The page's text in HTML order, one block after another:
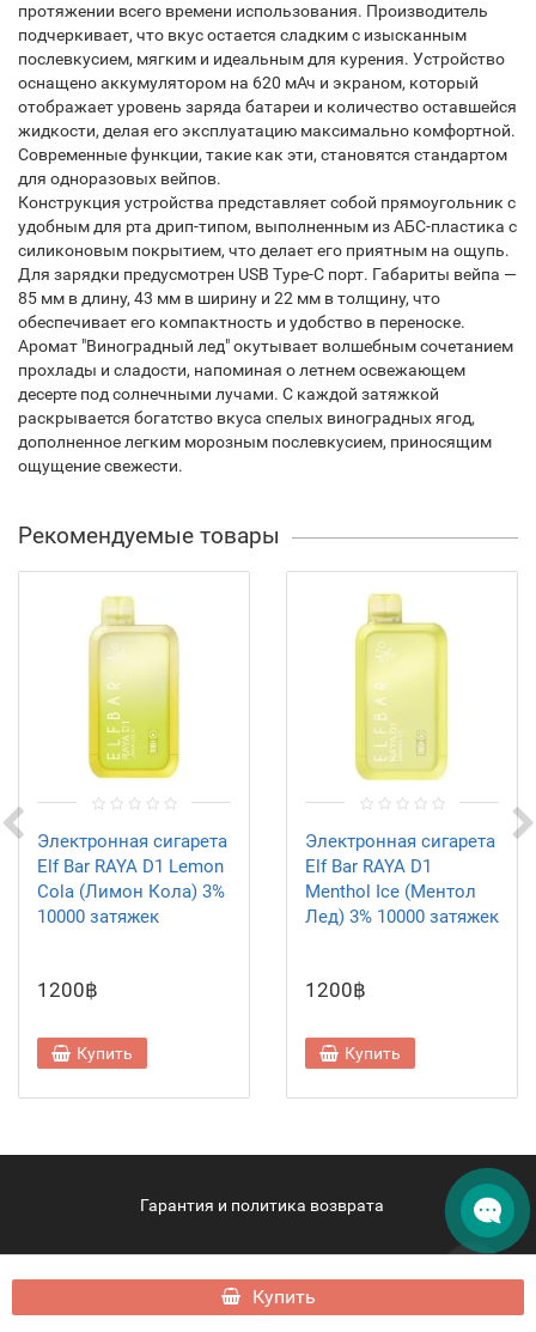
Купить
протяжении всего времени использования. Производитель
подчеркивает, что вкус остается сладким с изысканным
послевкусием, мягким и идеальным для курения. Устройство
оснащено аккумулятором на 620 мАч и экраном, который
отображает уровень заряда батареи и количество оставшейся
жидкости, делая его эксплуатацию максимально комфортной.
Современные функции, такие как эти, становятся стандартом
для одноразовых вейпов.
Конструкция устройства представляет собой прямоугольник с
удобным для рта дрип-типом, выполненным из АБС-пластика с
силиконовым покрытием, что делает его приятным на ощупь.
Для зарядки предусмотрен USB Type-C порт. Габариты вейпа —
85 мм в длину, 43 мм в ширину и 22 мм в толщину, что
обеспечивает его компактность и удобство в переноске.
Аромат "Виноградный лед" окутывает волшебным сочетанием
прохлады и сладости, напоминая о летнем освежающем
десерте под солнечными лучами. С каждой затяжкой
раскрывается богатство вкуса спелых виноградных ягод,
дополненное легким морозным послевкусием, приносящим
ощущение свежести.
Рекомендуемые товары
Электронная сигарета
Elf Bar RAYA D1 Lemon
Cola (Лимон Кола) 3%
10000 затяжек
1200฿
Купить
Электронная сигарета
Elf Bar RAYA D1
Menthol Ice (Ментол
Лед) 3% 10000 затяжек
1200฿
Купить
Гарантия и политика возврата
hqdsamui.ru - HQD Samui © 2026